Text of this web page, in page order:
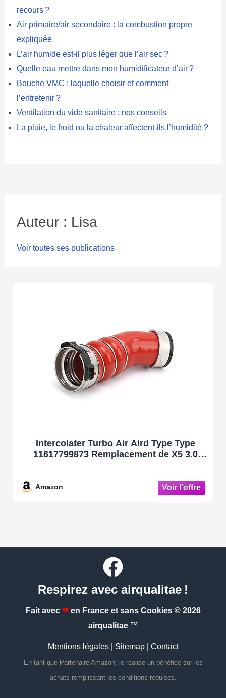
recours ?
Air primaire/air secondaire : la combustion propre
expliquée
L’air humide est-il plus léger que l’air sec ?
Quelle eau mettre dans mon humidificateur d’air ?
Bouche VMC : laquelle choisir et comment
l’entretenir ?
Ventilation du vide sanitaire : nos conseils
La pluie, le froid ou la chaleur affectent-ils l’humidité ?
Auteur : Lisa
Voir toutes ses publications
Intercolater Turbo Air Aird Type Type
11617799873 Remplacement de X5 3.0
Amazon
Respirez avec airqualitae !
Fait avec ❤en France et sans Cookies © 2026
airqualitae ™
Mentions légales| Sitemap| Contact
En tant que Partenaire Amazon, je réalise un bénéfice sur les
achats remplissant les conditions requises.